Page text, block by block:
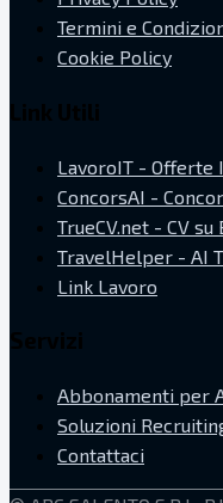
Termini e
Cookie Policy
LavoroIT - Offerte
ConcorsAI -
TrueCV.net - CV su
TravelHelper - AI
Link Lavoro
Abbonamenti per
Soluzioni
Contattaci